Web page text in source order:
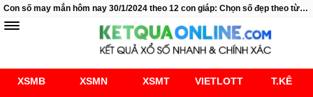
Con số may mắn hôm nay 30/1/2024 theo 12 con giáp: Chọn số đẹp theo từng tuổi
XSMB XSMN XSMT VIETLOTT T.KÊ